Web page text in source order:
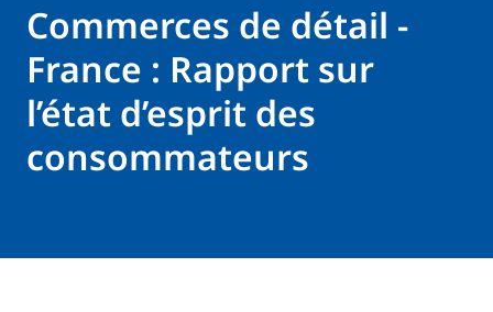
Commerces de détail -
France : Rapport sur
l’état d’esprit des
consommateurs